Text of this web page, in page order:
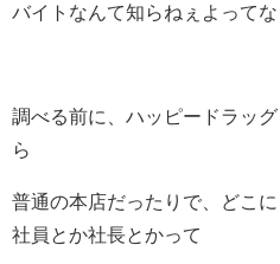
バイトなんて知らねぇよってな
調べる前に、ハッピードラッ
ら
普通の本店だったりで、どこ
社員とか社長とかって